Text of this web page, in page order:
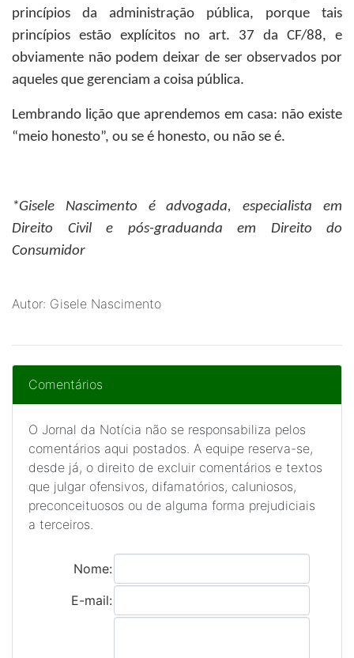
princípios da administração pública, porque tais
princípios estão explícitos no art. 37 da CF/88, e
obviamente não podem deixar de ser observados por
aqueles que gerenciam a coisa pública.
Lembrando lição que aprendemos em casa: não existe
“meio honesto”, ou se é honesto, ou não se é.
*Gisele Nascimentoé advogada, especialista em
Direito Civil e pós-graduanda em Direito do
Consumidor
Autor: Gisele Nascimento
Comentários
O Jornal da Notícia não se responsabiliza pelos
comentários aqui postados. A equipe reserva-se,
desde já, o direito de excluir comentários e textos
que julgar ofensivos, difamatórios, caluniosos,
preconceituosos ou de alguma forma prejudiciais
a terceiros.
Nome:
E-mail: